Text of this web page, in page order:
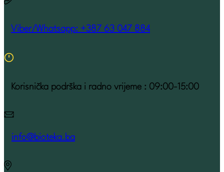
Viber/Whatsapp: +387 63 047 884
Korisnička podrška i radno vrijeme : 09:00-15:00
info@bioteka.ba